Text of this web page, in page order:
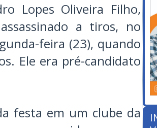
Lopes Oliveira Filho,
a tiros, no
feira (23), quando
Ele era pré-candidato
festa em um clube da